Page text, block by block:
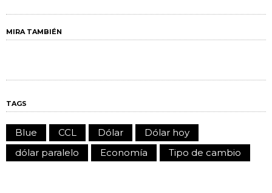
MIRA TAMBIÉN
TAGS
Blue CCL Dólar
Dólar hoy
dólar paralelo
Economía Tipo de cambio